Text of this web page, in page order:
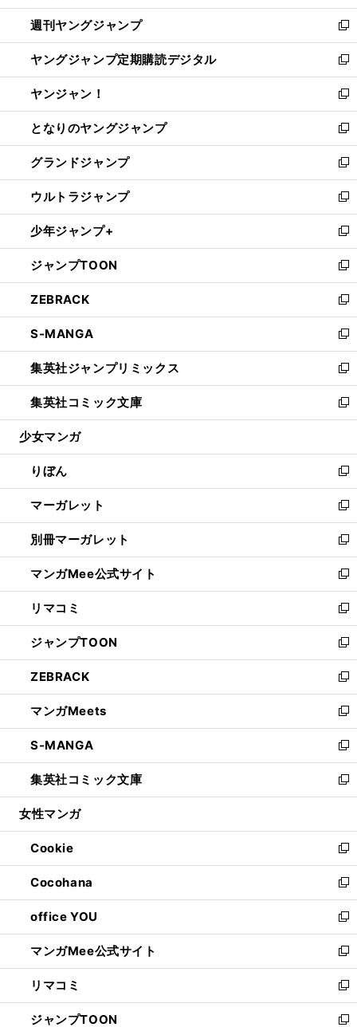
開
く
ウ
で
開
く
ン
ド
ウ
で
開
く
ウ
ィ
ン
ド
ウ
で
開
く
週刊ヤングジャンプ
新
し
い
ウ
ィ
ン
ド
ウ
で
開
く
ヤングジャンプ定期購読デジタル
新
し
い
ウ
ィ
ン
ド
ウ
で
開
く
ヤンジャン！
新
し
い
ウ
ィ
ン
ド
ウ
で
開
く
となりのヤングジャンプ
新
し
い
ウ
ィ
ン
ド
ウ
で
開
く
グランドジャンプ
新
し
い
ウ
ィ
ン
ド
ウ
で
開
く
ウルトラジャンプ
新
し
い
ウ
ィ
ン
ド
ウ
で
開
く
少年ジャンプ+
新
し
い
ウ
ィ
ン
ド
ウ
で
開
く
ジャンプTOON
新
し
い
ウ
ィ
ン
ド
ウ
で
開
ZEBRACK
新
し
い
ウ
ィ
ン
ド
ウ
開
く
S-MANGA
新
し
い
ウ
ィ
ン
ウ
で
開
く
集英社ジャンプリミックス
新
し
い
ウ
ン
ド
ウ
で
開
く
集英社コミック文庫
新
し
ウ
ィ
ン
ド
ウ
で
開
く
少女マンガ
りぼん
新
し
い
ウ
ィ
ン
ド
ウ
で
開
く
マーガレット
新
し
い
ウ
ィ
ン
ド
ウ
で
開
く
別冊マーガレット
新
し
い
ウ
ィ
ン
ド
ウ
で
開
く
マンガMee公式サイト
新
し
い
ウ
ィ
ン
ド
ウ
で
開
く
リマコミ
新
し
い
ウ
ィ
ン
ド
ウ
で
開
く
ジャンプTOON
新
し
い
ウ
ィ
ン
ド
ウ
で
開
ZEBRACK
新
し
い
ウ
ィ
ン
ド
ウ
開
く
マンガMeets
新
し
い
ウ
ィ
ン
ウ
で
開
く
S-MANGA
新
し
い
ウ
ン
ド
ウ
で
開
く
集英社コミック文庫
新
し
ウ
ィ
ン
ド
ウ
で
開
く
女性マンガ
Cookie
新
し
い
ウ
ィ
ン
ド
ウ
で
開
く
Cocohana
新
し
い
ウ
ィ
ン
ド
ウ
で
office YOU
新
し
い
ウ
ィ
ン
ド
マンガMee公式サイト
新
し
い
ウ
ィ
リマコミ
新
し
い
ジャンプTOON 新